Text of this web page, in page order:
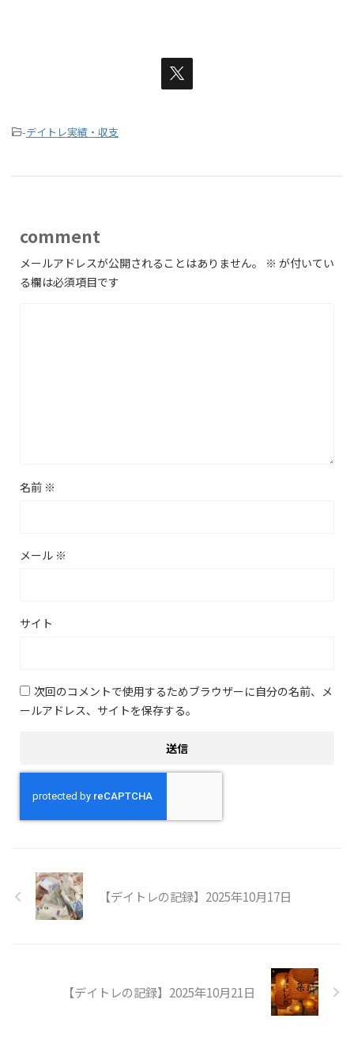
-デイトレ実績・収支
comment
メールアドレスが公開されることはありません。 ※ が付いてい
る欄は必須項目です
名前 ※
メール ※
サイト
次回のコメントで使用するためブラウザーに自分の名前、メ
ールアドレス、サイトを保存する。
【デイトレの記録】2025年10月17日
【デイトレの記録】2025年10月21日